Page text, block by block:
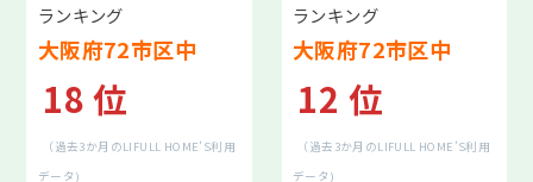
「リノベーション改装」×「中古マンション」個別相談会
住まいの窓口の各種サポート
ランキング
大阪府72市区中
18 位
（過去3か月のLIFULL HOME’S利用
データ)
ランキング
大阪府72市区中
12 位
（過去3か月のLIFULL HOME’S利用
データ)